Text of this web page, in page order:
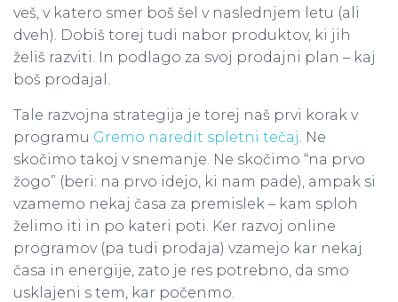
veš, v katero smer boš šel v naslednjem letu (ali
dveh). Dobiš torej tudi nabor produktov, ki jih
želiš razviti. In podlago za svoj prodajni plan – kaj
boš prodajal.
Tale razvojna strategija je torej naš prvi korak v
programu Gremo naredit spletni tečaj. Ne
skočimo takoj v snemanje. Ne skočimo “na prvo
žogo” (beri: na prvo idejo, ki nam pade), ampak si
vzamemo nekaj časa za premislek – kam sploh
želimo iti in po kateri poti. Ker razvoj online
programov (pa tudi prodaja) vzamejo kar nekaj
časa in energije, zato je res potrebno, da smo
usklajeni s tem, kar počenmo.